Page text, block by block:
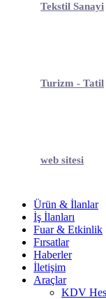
Tekstil Sanayi
Turizm - Tatil
web sitesi
Ürün & İlanlar
İş İlanları
Fuar & Etkinlik
Fırsatlar
Haberler
İletişim
Araçlar
KDV